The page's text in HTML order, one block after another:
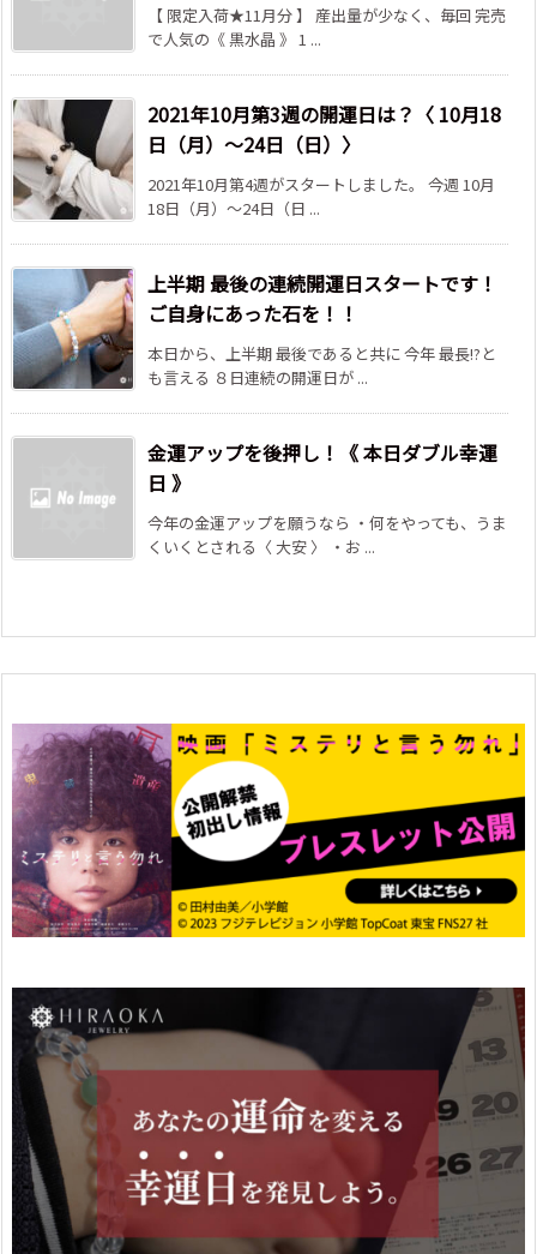
【 限定入荷★11月分 】 産出量が少なく、毎回 完売
で人気の《 黒水晶 》 1 ...
2021年10月第3週の開運日は？〈 10月18
日（月）～24日（日）〉
2021年10月第4週がスタートしました。 今週 10月
18日（月）～24日（日 ...
上半期 最後の連続開運日スタートです！
ご自身にあった石を！！
本日から、上半期 最後であると共に 今年 最長!?と
も言える ８日連続の開運日が ...
金運アップを後押し！《 本日ダブル幸運
日 》
今年の金運アップを願うなら ・何をやっても、うま
くいくとされる〈 大安 〉 ・お ...